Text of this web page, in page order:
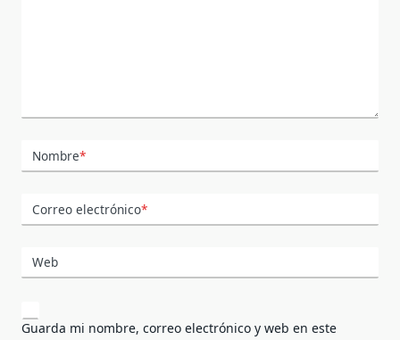
Nombre*
Correo electrónico*
Web
Guarda mi nombre, correo electrónico y web en este